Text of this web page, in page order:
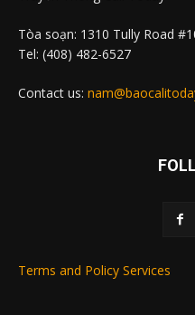
Tòa soạn: 1310 Tully Road
Tel: (408) 482-6527
Contact us:
Terms and Policy Services